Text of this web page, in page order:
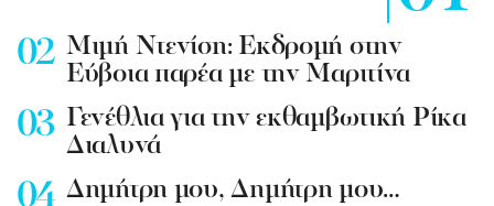
Mιμή Ντενίση: Εκδρομή στην
Εύβοια παρέα με την Μαριτίνα
Γενέθλια για την εκθαμβωτική Ρίκα
Διαλυνά
Δημήτρη μου, Δημήτρη μου…